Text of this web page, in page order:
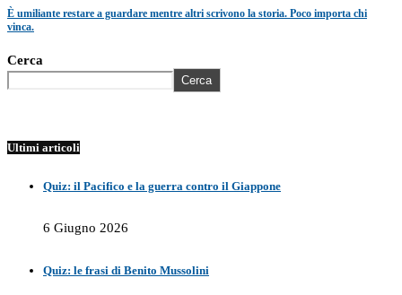
È umiliante restare a guardare mentre altri scrivono la storia. Poco importa chi
vinca.
Cerca
Cerca
Ultimi articoli
Quiz: il Pacifico e la guerra contro il Giappone
6 Giugno 2026
Quiz: le frasi di Benito Mussolini